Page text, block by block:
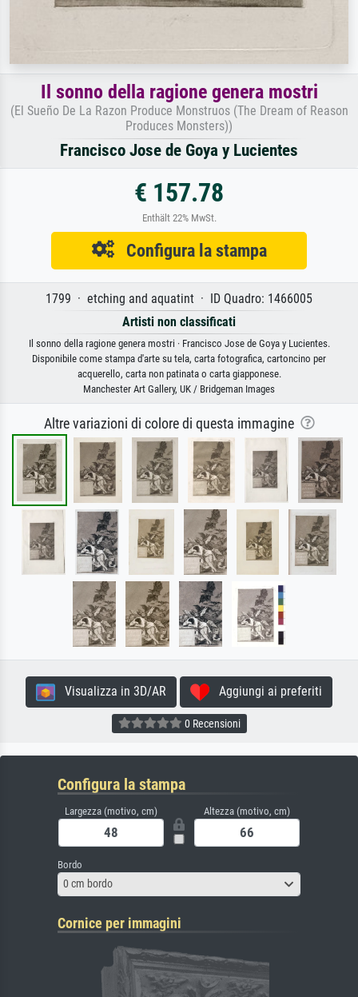
Il sonno della ragione genera mostri
(El Sueño De La Razon Produce Monstruos (The Dream of Reason
Produces Monsters))
Francisco Jose de Goya y Lucientes
€ 157.78
Enthält 22% MwSt.
Configura la stampa
1799 · etching and aquatint · ID Quadro: 1466005
Artisti non classificati
Il sonno della ragione genera mostri · Francisco Jose de Goya y Lucientes.
Disponibile come stampa d'arte su tela, carta fotografica, cartoncino per
acquerello, carta non patinata o carta giapponese.
Manchester Art Gallery, UK / Bridgeman Images
Altre variazioni di colore di questa immagine
Visualizza in 3D/AR Aggiungi ai preferiti
0 Recensioni
Configura la stampa
Largezza (motivo, cm) Altezza (motivo, cm)
Bordo
0 cm bordo
Cornice per immagini